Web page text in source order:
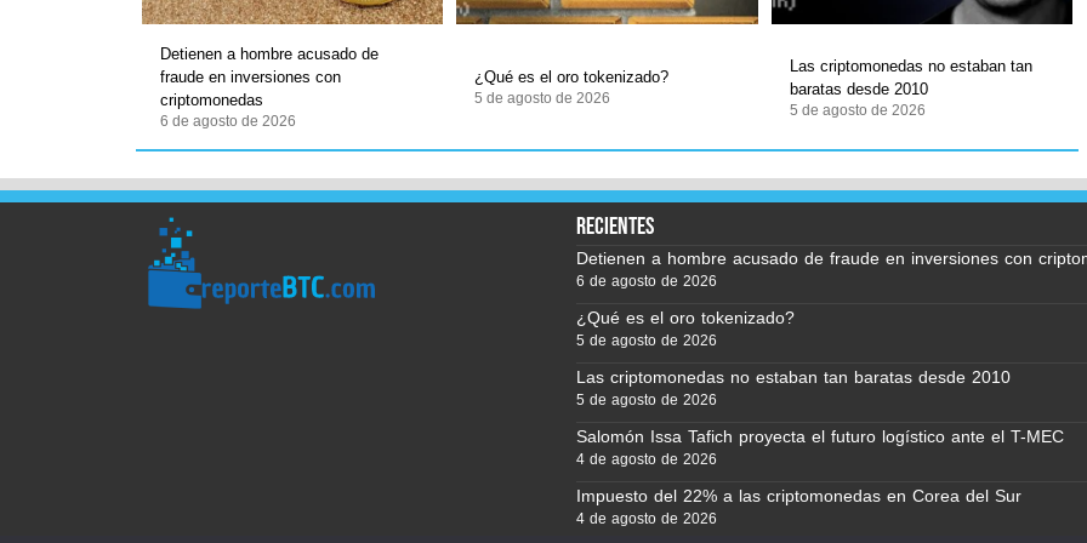
Detienen a hombre acusado de
fraude en inversiones con
criptomonedas
6 de agosto de 2026
¿Qué es el oro tokenizado?
5 de agosto de 2026
Las criptomonedas no estaban tan
baratas desde 2010
5 de agosto de 2026
recientes
Detienen a hombre acusado de fraude en inversiones con
6 de agosto de 2026
¿Qué es el oro tokenizado?
5 de agosto de 2026
Las criptomonedas no estaban tan baratas desde 2010
5 de agosto de 2026
Salomón Issa Tafich proyecta el futuro logístico ante el T-MEC
4 de agosto de 2026
Impuesto del 22% a las criptomonedas en Corea del Sur
4 de agosto de 2026